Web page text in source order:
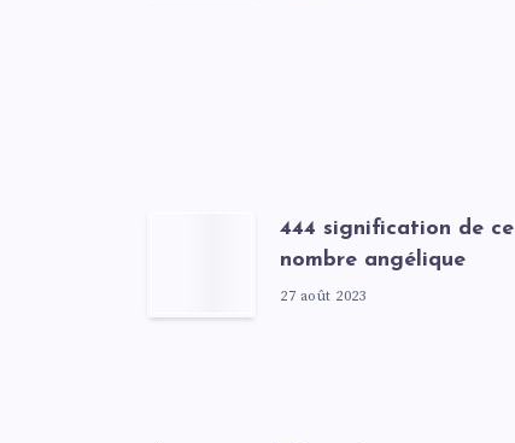
444 signification de ce
nombre angélique
27 août 2023